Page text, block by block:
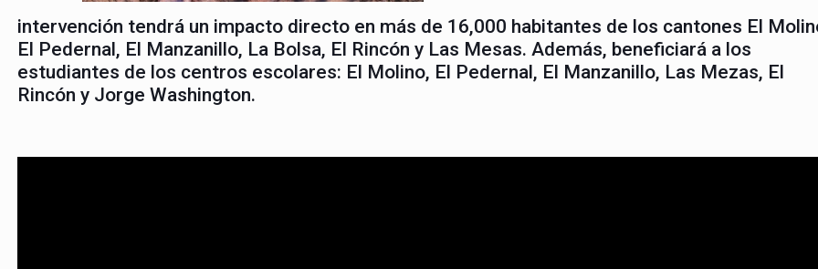
intervención tendrá un impacto directo en más de 16,000 habitantes de los cantones El
El Pedernal, El Manzanillo, La Bolsa, El Rincón y Las Mesas. Además, beneficiará a los
estudiantes de los centros escolares: El Molino, El Pedernal, El Manzanillo, Las Mezas, El
Rincón y Jorge Washington.